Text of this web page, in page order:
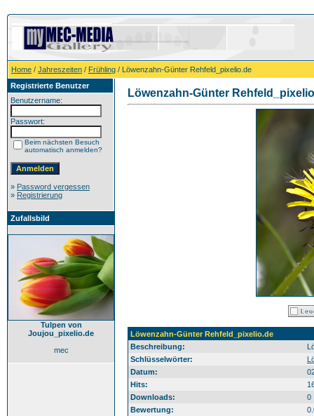
Home / Jahreszeiten / Frühling / Löwenzahn-Günter Rehfeld_pixelio.de
Registrierte Benutzer
Benutzername:
Passwort:
Beim nächsten Besuch
automatisch anmelden?
» Password vergessen
» Registrierung
Zufallsbild
Tulpen von
Joujou_pixelio.de
mec
Löwenzahn-Günter
Löwenzahn-Günter Rehfeld_pixelio.de
Beschreibung:
Schlüsselwörter:
Datum:
Hits:
Downloads:
0
Bewertung: